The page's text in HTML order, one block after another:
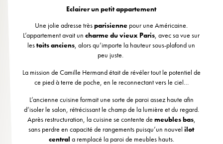
Eclairer un petit appartement
Une jolie adresse trèsparisienne pour une Américaine.
L’appartement avait uncharme du vieux Paris, avec sa vue sur
lestoits anciens, alors qu’importe la hauteur sous-plafond un
peu juste.
La mission de Camille Hermand était de révéler tout le potentiel de
ce pied à terre de poche, en le reconnectant vers le ciel…
L’ancienne cuisine formait une sorte de paroi assez haute afin
d’isoler le salon, rétrécissant le champ de la lumière et du regard.
Après restructuration, la cuisine se contente de meubles bas,
sans perdre en capacité de rangements puisqu’un nouvelilot
central a remplacé la paroi de meubles hauts.